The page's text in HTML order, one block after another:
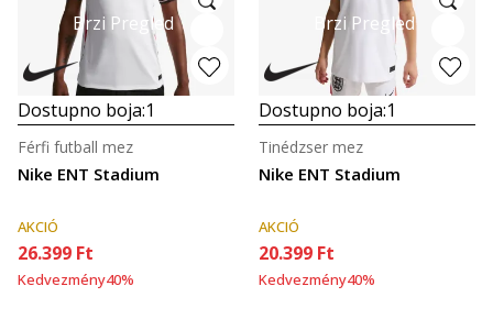
Brzi Pregled
Dostupno boja:1
Nike ENT Stadium
Férfi futball mez
AKCIÓ
26.399 Ft
Kedvezmény40%
Brzi Pregled
Dostupno boja:1
Nike ENT Stadium
Tinédzser mez
AKCIÓ
20.399 Ft
Kedvezmény40%